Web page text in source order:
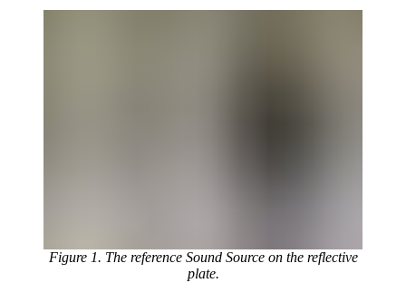
Figure 1. The reference Sound Source on the reflective
plate.